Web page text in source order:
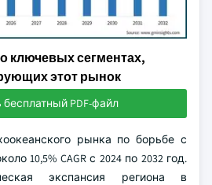
ключевых сегментах,
этот рынок
бесплатный PDF-файл
рынка по борьбе с
10,5% CAGR с 2024 по 2032 год.
экспансия региона в